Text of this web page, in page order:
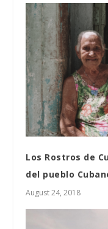
Los Rostros de
del pueblo
August 24, 2018